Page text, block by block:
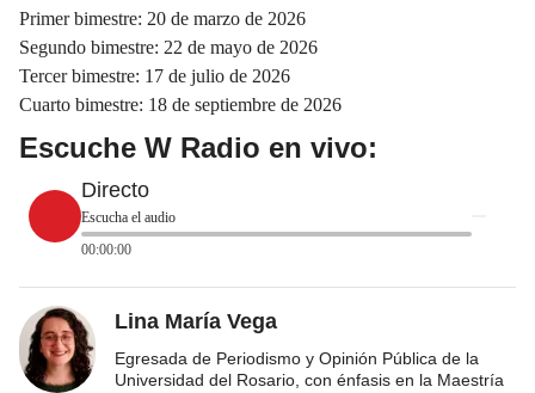
Primer bimestre: 20 de marzo de 2026
Segundo bimestre: 22 de mayo de 2026
Tercer bimestre: 17 de julio de 2026
Cuarto bimestre: 18 de septiembre de 2026
Escuche W Radio en vivo:
Directo
Escucha el audio
00:00:00
Lina María Vega
Egresada de Periodismo y Opinión Pública de la
Universidad del Rosario, con énfasis en la Maestría